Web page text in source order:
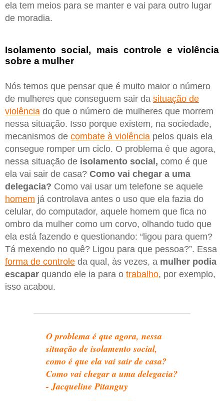
ela tem meios para se manter e vai para outro lugar
de moradia.
Isolamento social, mais controle e violência
sobre a mulher
Nós temos que pensar que é muito maior o número
de mulheres que conseguem sair da situação de
violência do que o número de mulheres que morrem
nessa situação. Isso porque existem, na sociedade,
mecanismos de combate à violência pelos quais ela
consegue romper um ciclo. O problema é que agora,
nessa situação de isolamento social, como é que
ela vai sair de casa? Como vai chegar a uma
delegacia? Como vai usar um telefone se aquele
homem já controlava antes o uso que ela fazia do
celular, do computador, aquele homem que fica no
ombro da mulher como um corvo, olhando tudo que
ela está fazendo e questionando: “ligou para quem?
Tá mexendo no quê? Ligou para que pessoa?”. Essa
forma de controle da qual, às vezes, a mulher podia
escapar quando ele ia para o trabalho, por exemplo,
isso acabou.
O problema é que agora, nessa
situação de isolamento social,
como é que ela vai sair de casa?
Como vai chegar a uma delegacia?
- Jacqueline Pitanguy